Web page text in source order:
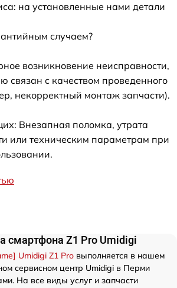
на установленные нами детали
случаем?
возникновение неисправности,
связан с качеством проведенного
некорректный монтаж запчасти).
Внезапная поломка, утрата
или техническим параметрам при
смартфона Z1 Pro Umidigi
Umidigi Z1 Pro выполняется в нашем
сервисном центр Umidigi в Перми
На все виды услуг и запчасти